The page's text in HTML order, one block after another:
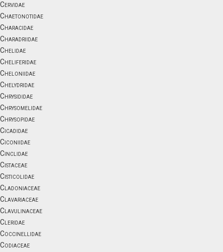
Cervidae
Chaetonotidae
Characidae
Charadriidae
Chelidae
Cheliferidae
Cheloniidae
Chelydridae
Chrysididae
Chrysomelidae
Chrysopidae
Cicadidae
Ciconiidae
Cinclidae
Cistaceae
Cisticolidae
Cladoniaceae
Clavariaceae
Clavulinaceae
Cleridae
Coccinellidae
Codiaceae